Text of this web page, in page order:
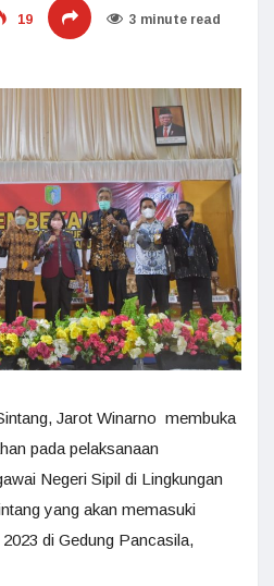
19 3 minute read
Jarot Winarno membuka
pada pelaksanaan
Negeri Sipil di Lingkungan
yang akan memasuki
di Gedung Pancasila,